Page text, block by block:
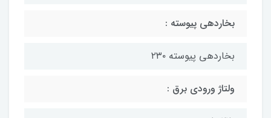
بخاردهی پیوسته :
بخاردهی پیوسته ۲۳۰
ولتاژ ورودی برق :